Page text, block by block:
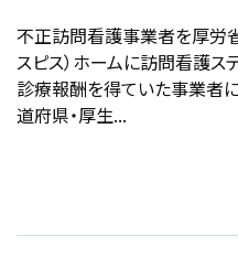
不正訪問看護事業者を厚労
スピス）ホームに訪問看護ス
診療報酬を得ていた事業者に
道府県・厚生...